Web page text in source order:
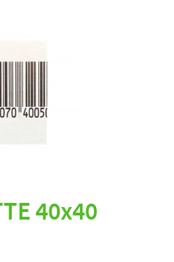
40x40